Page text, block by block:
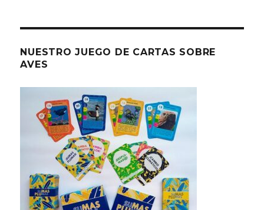
NUESTRO JUEGO DE CARTAS SOBRE
AVES